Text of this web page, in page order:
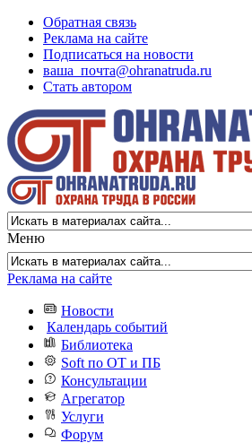
Обратная связь
Реклама на сайте
Подписаться на новости
ваша_почта@ohranatruda.ru
Стать автором
Меню
Реклама на сайте
Новости
Календарь событий
Библиотека
Soft по ОТ и ПБ
Консультации
Агрегатор
Услуги
Форум